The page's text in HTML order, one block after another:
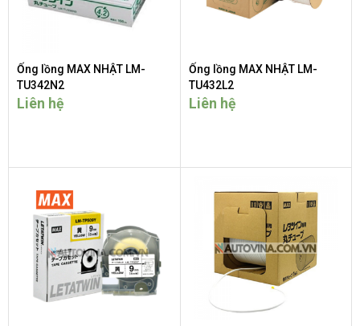
Ống lồng MAX NHẬT LM-
TU342N2
Liên hệ
Ống lồng MAX NHẬT LM-
TU432L2
Liên hệ